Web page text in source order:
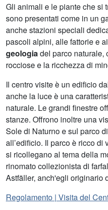
Gli animali e le piante che si
sono presentati come in un
anche stazioni speciali
pascoli alpini, alle fattorie e
geologia del parco naturale,
rocciose e la ricchezza di
Il centro visite è un edificio
anche la luce è una
naturale. Le grandi finestre
stanze. Offrono inoltre una
Sole di Naturno e sul parco
all’edificio. Il parco è ricco
si ricollegano al tema della
rinomato collezionista di
Astfäller, anch'egli originario
Regolamento | Visita del